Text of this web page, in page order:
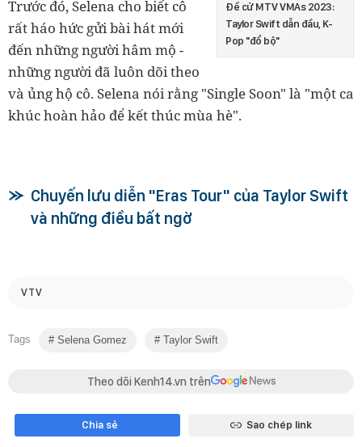
Đề cử MTV VMAs 2023:
Taylor Swift dẫn đầu, K-
Pop "đổ bộ"
Trước đó, Selena cho biết cô
rất háo hức gửi bài hát mới
đến những người hâm mộ -
những người đã luôn dõi theo
và ủng hộ cô. Selena nói rằng "Single Soon" là "một ca
khúc hoàn hảo để kết thúc mùa hè".
Chuyến lưu diễn "Eras Tour" của Taylor Swift
và những điều bất ngờ
VTV
Tags Selena Gomez Taylor Swift
Theo dõi Kenh14.vn trên
Chia sẻ Sao chép link